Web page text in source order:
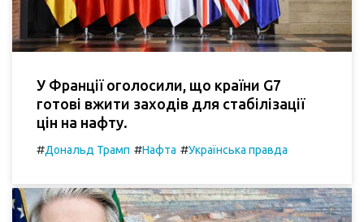
У Франції оголосили, що країни G7
готові вжити заходів для стабілізації
цін на нафту.
#Дональд Трамп #Нафта #Українська правда